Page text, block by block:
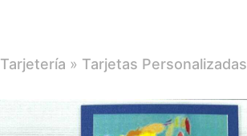
Tarjetería » Tarjetas Personalizadas